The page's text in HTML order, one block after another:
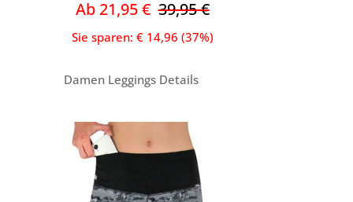
Ab 21,95 €39,95 €
Sie sparen: € 14,96 (37%)
Damen Leggings Details